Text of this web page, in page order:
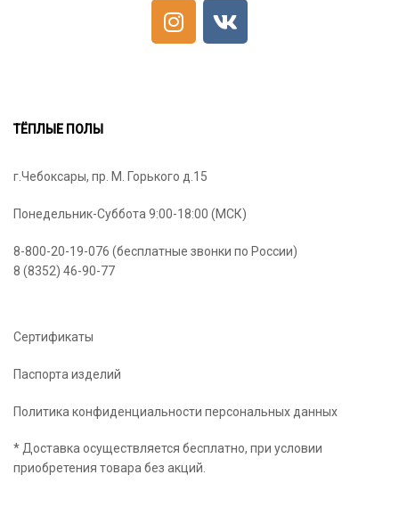
ТЁПЛЫЕ ПОЛЫ
г.Чебоксары, пр. М. Горького д.15
Понедельник-Суббота 9:00-18:00 (МСК)
8-800-20-19-076 (бесплатные звонки по России)
8 (8352) 46-90-77
Сертификаты
Паспорта изделий
Политика конфиденциальности персональных данных
* Доставка осуществляется бесплатно, при условии
приобретения товара без акций.